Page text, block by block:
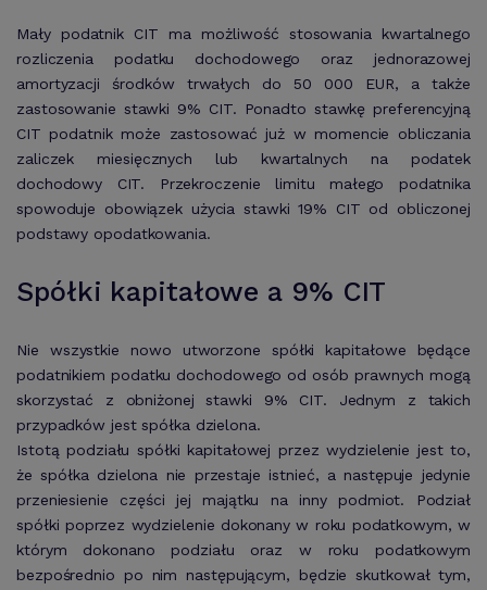
Mały podatnik CIT ma możliwość stosowania kwartalnego
rozliczenia podatku dochodowego oraz jednorazowej
amortyzacji środków trwałych do 50 000 EUR, a także
zastosowanie stawki 9% CIT. Ponadto stawkę preferencyjną
CIT podatnik może zastosować już w momencie obliczania
zaliczek miesięcznych lub kwartalnych na podatek
dochodowy CIT. Przekroczenie limitu małego podatnika
spowoduje obowiązek użycia stawki 19% CIT od obliczonej
podstawy opodatkowania.
Spółki kapitałowe a 9% CIT
Nie wszystkie nowo utworzone spółki kapitałowe będące
podatnikiem podatku dochodowego od osób prawnych mogą
skorzystać z obniżonej stawki 9% CIT. Jednym z takich
przypadków jest spółka dzielona.
Istotą podziału spółki kapitałowej przez wydzielenie jest to,
że spółka dzielona nie przestaje istnieć, a następuje jedynie
przeniesienie części jej majątku na inny podmiot. Podział
spółki poprzez wydzielenie dokonany w roku podatkowym, w
którym dokonano podziału oraz w roku podatkowym
bezpośrednio po nim następującym, będzie skutkował tym,